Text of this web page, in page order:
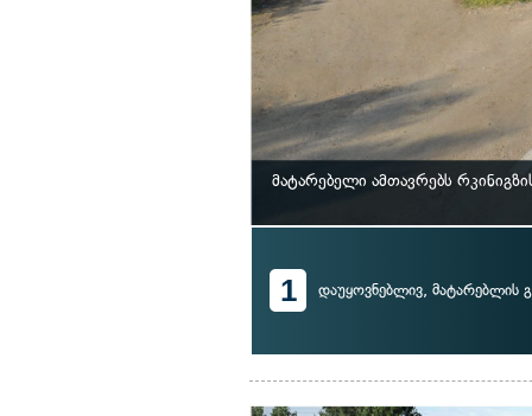
მატარებელი ამთავრებს
1 დაუყოვნებლივ, მატარებლის